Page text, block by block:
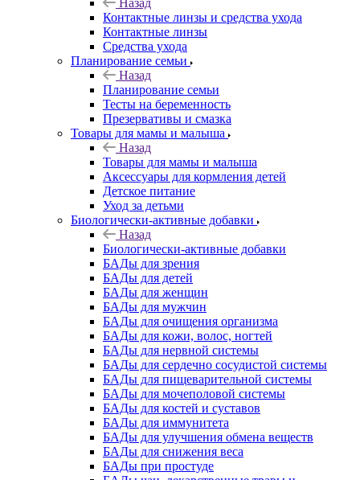
Назад
Контактные линзы и средства ухода
Контактные линзы
Средства ухода
Планирование семьи
Назад
Планирование семьи
Тесты на беременность
Презервативы и смазка
Товары для мамы и малыша
Назад
Товары для мамы и малыша
Аксессуары для кормления детей
Детское питание
Уход за детьми
Биологически-активные добавки
Назад
Биологически-активные добавки
БАДы для зрения
БАДы для детей
БАДы для женщин
БАДы для мужчин
БАДы для очищения организма
БАДы для кожи, волос, ногтей
БАДы для нервной системы
БАДы для сердечно сосудистой системы
БАДы для пищеварительной системы
БАДы для мочеполовой системы
БАДы для костей и суставов
БАДы для иммунитета
БАДы для улучшения обмена веществ
БАДы для снижения веса
БАДы при простуде